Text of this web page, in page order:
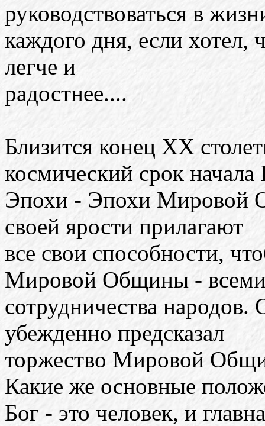
руководствоваться в
каждого дня, если хотел,
легче и
радостнее....
Близится конец ХХ
космический срок
Эпохи - Эпохи Мировой
своей ярости прилагают
все свои способности,
Мировой Общины -
сотрудничества
убежденно предсказал
торжество Мировой
Какие же основные
Бог - это человек, и